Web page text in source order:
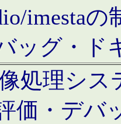
imesta
ッグ・ド
処理シ
価・デバ